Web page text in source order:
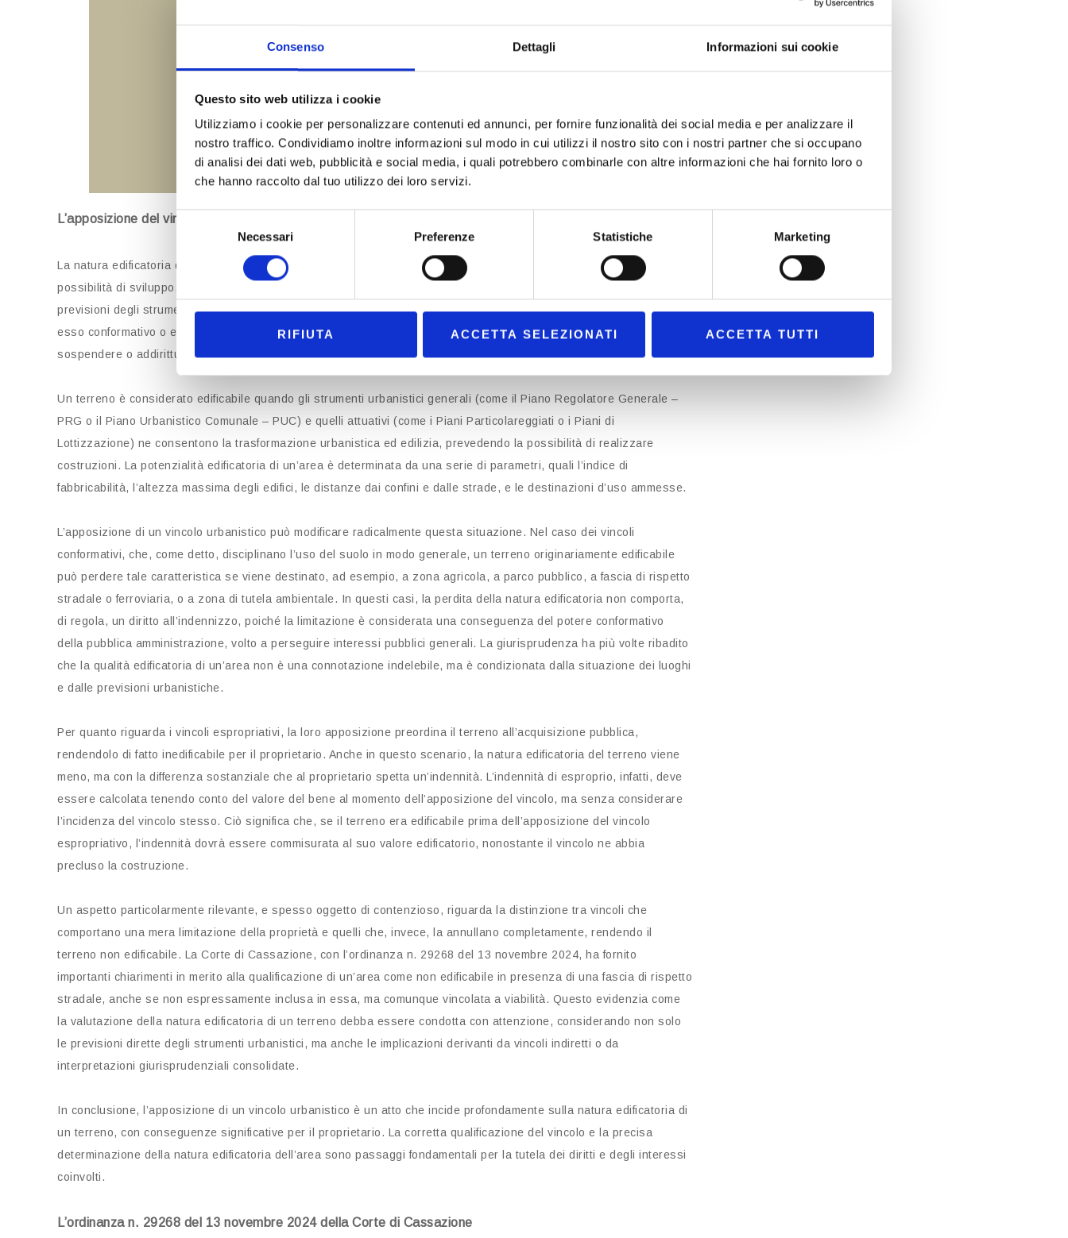
Consenso Dettagli Informazioni sui cookie
Questo sito web utilizza i cookie
Utilizziamo i cookie per personalizzare contenuti ed annunci, per fornire funzionalità dei social media e per analizzare il
nostro traffico. Condividiamo inoltre informazioni sul modo in cui utilizzi il nostro sito con i nostri partner che si occupano
di analisi dei dati web, pubblicità e social media, i quali potrebbero combinarle con altre informazioni che hai fornito loro o
che hanno raccolto dal tuo utilizzo dei loro servizi.
Selezione
Necessari Preferenze Statistiche Marketing
RIFIUTA ACCETTA SELEZIONATI ACCETTA TUTTI
L’apposizione del vincolo e la natura edificatoria del terreno
La natura edificatoria di un terreno rappresenta un elemento cruciale nella valutazione del suo valore e delle
possibilità di sviluppo. Essa non è una condizione intrinseca e immutabile del suolo, ma è strettamente correlata alle
previsioni degli strumenti urbanistici e all’esistenza di eventuali vincoli. L’apposizione di un vincolo urbanistico, sia
esso conformativo o espropriativo, incide direttamente sulla capacità edificatoria di un’area, potendola limitare,
sospendere o addirittura annullare.
Un terreno è considerato edificabile quando gli strumenti urbanistici generali (come il Piano Regolatore Generale –
PRG o il Piano Urbanistico Comunale – PUC) e quelli attuativi (come i Piani Particolareggiati o i Piani di
Lottizzazione) ne consentono la trasformazione urbanistica ed edilizia, prevedendo la possibilità di realizzare
costruzioni. La potenzialità edificatoria di un’area è determinata da una serie di parametri, quali l’indice di
fabbricabilità, l’altezza massima degli edifici, le distanze dai confini e dalle strade, e le destinazioni d’uso ammesse.
L’apposizione di un vincolo urbanistico può modificare radicalmente questa situazione. Nel caso dei vincoli
conformativi, che, come detto, disciplinano l’uso del suolo in modo generale, un terreno originariamente edificabile
può perdere tale caratteristica se viene destinato, ad esempio, a zona agricola, a parco pubblico, a fascia di rispetto
stradale o ferroviaria, o a zona di tutela ambientale. In questi casi, la perdita della natura edificatoria non comporta,
di regola, un diritto all’indennizzo, poiché la limitazione è considerata una conseguenza del potere conformativo
della pubblica amministrazione, volto a perseguire interessi pubblici generali. La giurisprudenza ha più volte ribadito
che la qualità edificatoria di un’area non è una connotazione indelebile, ma è condizionata dalla situazione dei luoghi
e dalle previsioni urbanistiche.
Per quanto riguarda i vincoli espropriativi, la loro apposizione preordina il terreno all’acquisizione pubblica,
rendendolo di fatto inedificabile per il proprietario. Anche in questo scenario, la natura edificatoria del terreno viene
meno, ma con la differenza sostanziale che al proprietario spetta un’indennità. L’indennità di esproprio, infatti, deve
essere calcolata tenendo conto del valore del bene al momento dell’apposizione del vincolo, ma senza considerare
l’incidenza del vincolo stesso. Ciò significa che, se il terreno era edificabile prima dell’apposizione del vincolo
espropriativo, l’indennità dovrà essere commisurata al suo valore edificatorio, nonostante il vincolo ne abbia
precluso la costruzione.
Un aspetto particolarmente rilevante, e spesso oggetto di contenzioso, riguarda la distinzione tra vincoli che
comportano una mera limitazione della proprietà e quelli che, invece, la annullano completamente, rendendo il
terreno non edificabile. La Corte di Cassazione, con l’ordinanza n. 29268 del 13 novembre 2024, ha fornito
importanti chiarimenti in merito alla qualificazione di un’area come non edificabile in presenza di una fascia di rispetto
stradale, anche se non espressamente inclusa in essa, ma comunque vincolata a viabilità. Questo evidenzia come
la valutazione della natura edificatoria di un terreno debba essere condotta con attenzione, considerando non solo
le previsioni dirette degli strumenti urbanistici, ma anche le implicazioni derivanti da vincoli indiretti o da
interpretazioni giurisprudenziali consolidate.
In conclusione, l’apposizione di un vincolo urbanistico è un atto che incide profondamente sulla natura edificatoria di
un terreno, con conseguenze significative per il proprietario. La corretta qualificazione del vincolo e la precisa
determinazione della natura edificatoria dell’area sono passaggi fondamentali per la tutela dei diritti e degli interessi
coinvolti.
L’ordinanza n. 29268 del 13 novembre 2024 della Corte di Cassazione